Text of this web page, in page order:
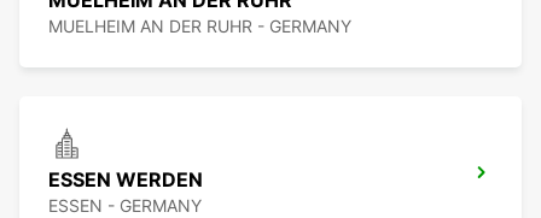
MUELHEIM AN DER RUHR - GERMANY
ESSEN WERDEN
ESSEN - GERMANY